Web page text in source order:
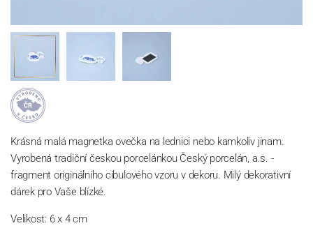
Krásná malá magnetka ovečka na lednici nebo kamkoliv jinam.
Vyrobená tradiční českou porcelánkou Český porcelán, a.s. -
fragment originálního cibulového vzoru v dekoru. Milý dekorativní
dárek pro Vaše blízké.
Velikost: 6 x 4 cm